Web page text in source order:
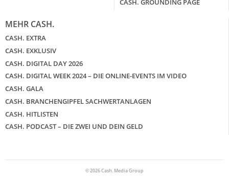
CASH. GROUNDING PAGE
MEHR CASH.
CASH. EXTRA
CASH. EXKLUSIV
CASH. DIGITAL DAY 2026
CASH. DIGITAL WEEK 2024 – DIE ONLINE-EVENTS IM VIDEO
CASH. GALA
CASH. BRANCHENGIPFEL SACHWERTANLAGEN
CASH. HITLISTEN
CASH. PODCAST – DIE ZWEI UND DEIN GELD
© 2026 Cash. Media Group